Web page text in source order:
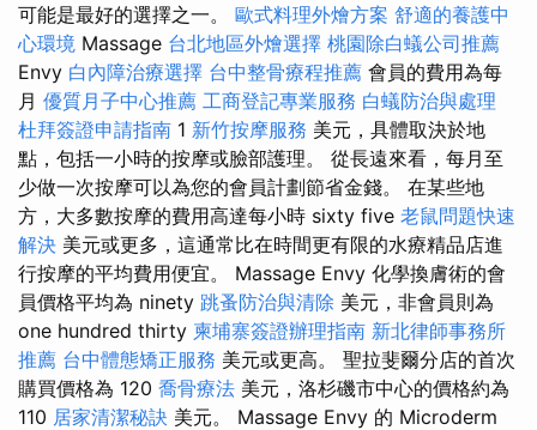
可能是最好的選擇之一。 歐式料理外燴方案 舒適的養護中
心環境 Massage 台北地區外燴選擇 桃園除白蟻公司推薦
Envy 白內障治療選擇 台中整骨療程推薦 會員的費用為每
月 優質月子中心推薦 工商登記專業服務 白蟻防治與處理
杜拜簽證申請指南 1 新竹按摩服務 美元，具體取決於地
點，包括一小時的按摩或臉部護理。 從長遠來看，每月至
少做一次按摩可以為您的會員計劃節省金錢。 在某些地
方，大多數按摩的費用高達每小時 sixty five 老鼠問題快速
解決 美元或更多，這通常比在時間更有限的水療精品店進
行按摩的平均費用便宜。 Massage Envy 化學換膚術的會
員價格平均為 ninety 跳蚤防治與清除 美元，非會員則為
one hundred thirty 柬埔寨簽證辦理指南 新北律師事務所
推薦 台中體態矯正服務 美元或更高。 聖拉斐爾分店的首次
購買價格為 120 喬骨療法 美元，洛杉磯市中心的價格約為
110 居家清潔秘訣 美元。 Massage Envy 的 Microderm